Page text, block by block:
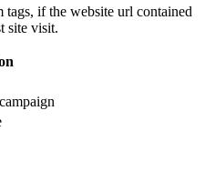
if the website url contained
site visit.